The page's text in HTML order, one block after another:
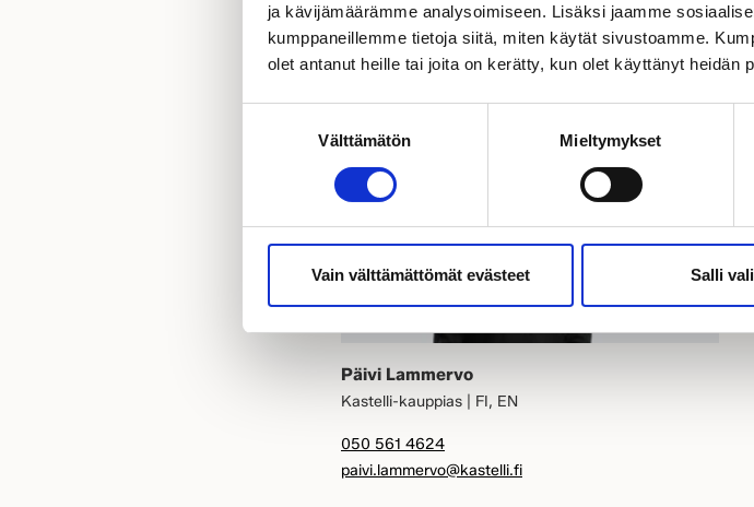
ja kävijämäärämme analysoimiseen. Lisäksi jaamme
kumppaneillemme tietoja siitä, miten käytät sivustoamme.
olet antanut heille tai joita on kerätty, kun olet käyttänyt heidän
Välttämätön Mieltymykset
Vain välttämättömät evästeet Salli
Opastus: Kaharintie - Rekikaari - Jalastie
Esittelyssä paikalla:
Päivi Lammervo
Kastelli-kauppias | FI, EN
050 561 4624
paivi.lammervo@kastelli.fi